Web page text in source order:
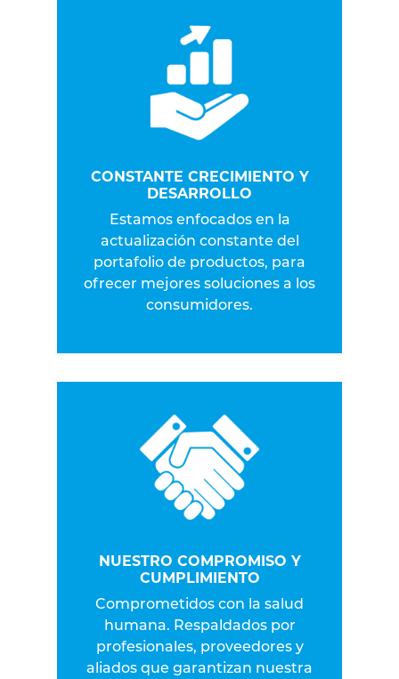
CONSTANTE CRECIMIENTO Y
DESARROLLO
Estamos enfocados en la
actualización constante del
portafolio de productos, para
ofrecer mejores soluciones a los
consumidores.
NUESTRO COMPROMISO Y
CUMPLIMIENTO
Comprometidos con la salud
humana. Respaldados por
profesionales, proveedores y
aliados que garantizan nuestra